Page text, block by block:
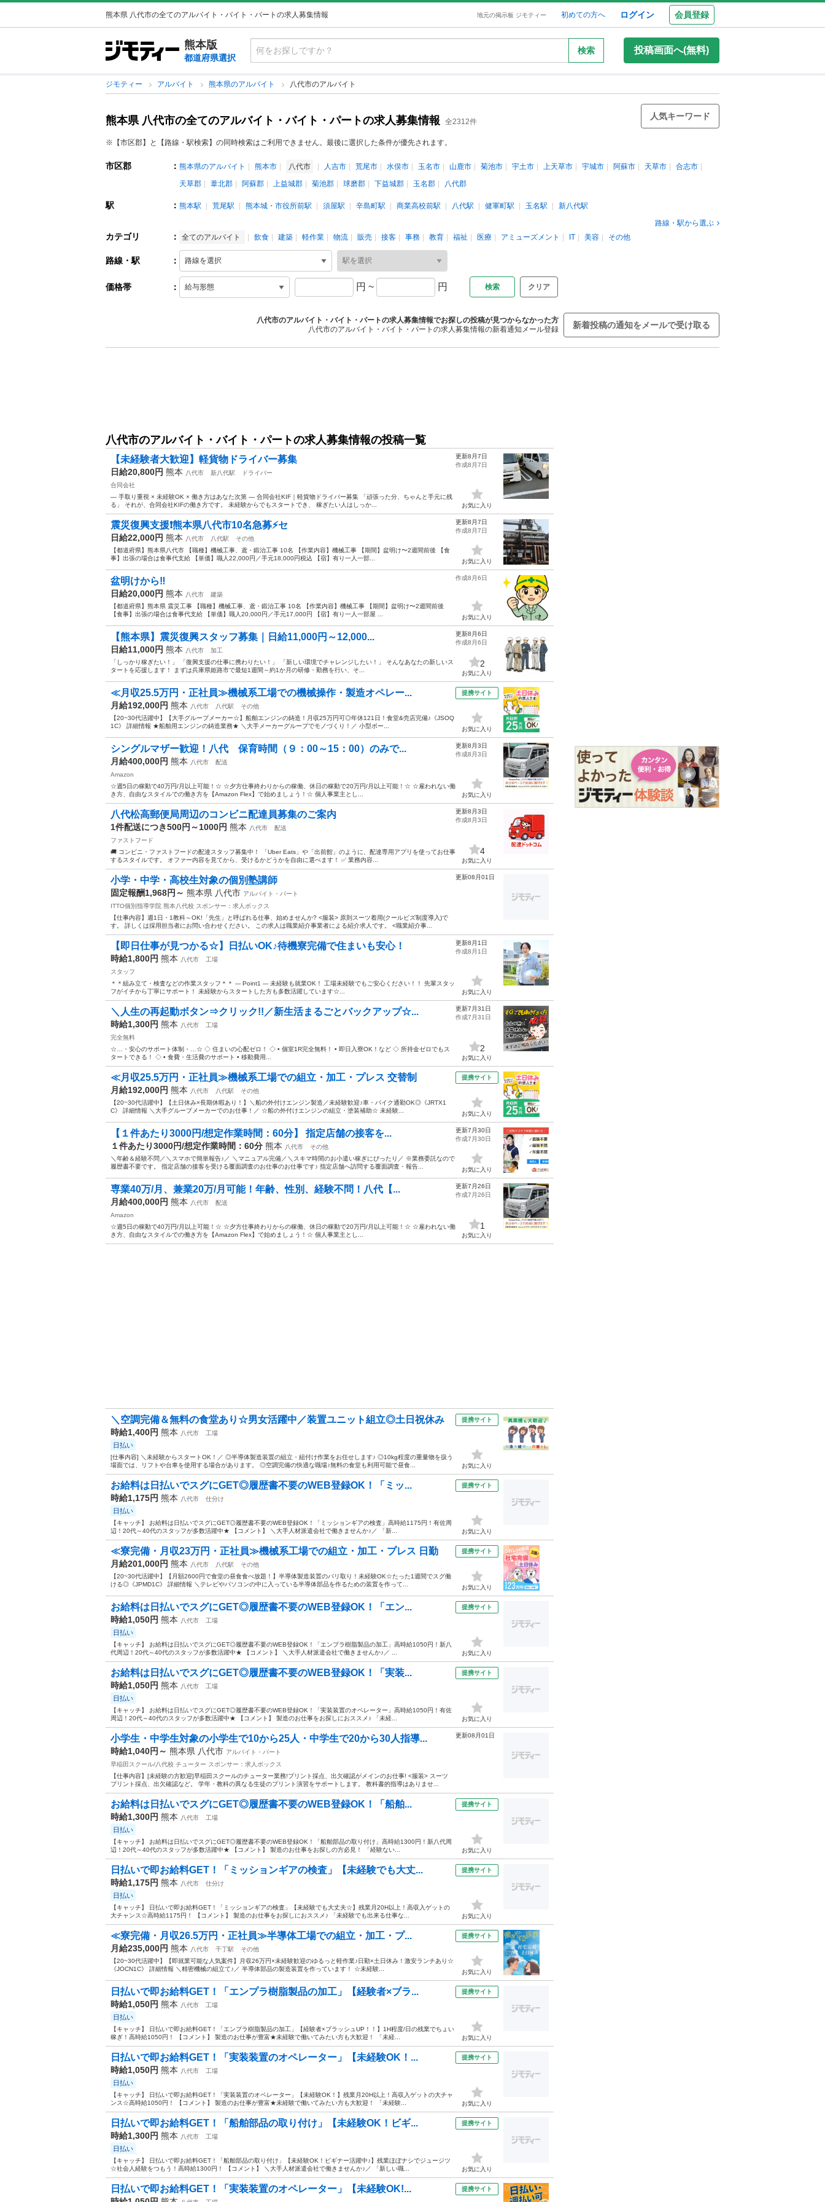
熊本県 八代市の全てのアルバイト・バイト・パートの求人募集情報 地元の掲示板 ジモティー 初めての方へ ログイン 会員登録
熊本版
都道府県選択
検索 投稿画面へ(無料)
ジモティー アルバイト 熊本県のアルバイト 八代市のアルバイト
熊本県 八代市の全てのアルバイト・バイト・パートの求人募集情報 全2312件
人気キーワード
※【市区郡】と【路線・駅検索】の同時検索はご利用できません。最後に選択した条件が優先されます。
市区郡 ： 熊本県のアルバイト 熊本市 八代市 人吉市 荒尾市 水俣市 玉名市 山鹿市 菊池市 宇土市 上天草市 宇城市 阿蘇市 天草市
合志市
天草郡
葦北郡 阿蘇郡 上益城郡 菊池郡 球磨郡 下益城郡 玉名郡 八代郡
駅 ： 熊本駅 荒尾駅 熊本城・市役所前駅 須屋駅 辛島町駅 商業高校前駅 八代駅 健軍町駅 玉名駅
新八代駅
路線・駅から選ぶ
カテゴリ ： 全てのアルバイト 飲食 建築 軽作業 物流 販売 接客 事務 教育 福祉 医療 アミューズメント IT 美容 その他
路線・駅 ：
価格帯 ： 円 ~ 円 クリア
八代市のアルバイト・バイト・パートの求人募集情報でお探しの投稿が見つからなかった方
八代市のアルバイト・バイト・パートの求人募集情報の新着通知メール登録
新着投稿の通知をメールで受け取る
八代市のアルバイト・バイト・パートの求人募集情報の投稿一覧
【未経験者大歓迎】軽貨物ドライバー募集
日給20,800円 熊本 八代市 新八代駅
ドライバー
合同会社
― 手取り重視 × 未経験OK × 働き方はあなた次第 ― 合同会社KIF｜軽貨物ドライバー募集 「頑張った分、ちゃんと手元に残
る」 それが、合同会社KIFの働き方です。 未経験からでもスタートでき、 稼ぎたい人はしっか...
更新8月7日
作成8月7日
お気に入り
震災復興支援❗️熊本県八代市10名急募⚡️セ
日給22,000円 熊本 八代市 八代駅
その他
【都道府県】熊本県八代市 【職種】機械工事、鳶・鍛治工事 10名 【作業内容】機械工事 【期間】盆明け〜2週間前後 【食
事】出張の場合は食事代支給 【単価】職人22,000円／手元18,000円税込 【宿】有り一人一部...
更新8月7日
作成8月7日
お気に入り
盆明けから‼️
日給20,000円 熊本 八代市
建築
【都道府県】熊本県 震災工事 【職種】機械工事、鳶・鍛治工事 10名 【作業内容】機械工事 【期間】盆明け〜2週間前後
【食事】出張の場合は食事代支給 【単価】職人20,000円／手元17,000円 【宿】有り一人一部屋 ...
作成8月6日
お気に入り
【熊本県】震災復興スタッフ募集｜日給11,000円～12,000...
日給11,000円 熊本 八代市
加工
「しっかり稼ぎたい！」 「復興支援の仕事に携わりたい！」 「新しい環境でチャレンジしたい！」 そんなあなたの新しいス
タートを応援します！ まずは兵庫県姫路市で最短1週間～約1か月の研修・勤務を行い、そ...
更新8月6日
作成8月6日
2
お気に入り
≪月収25.5万円・正社員≫機械系工場での機械操作・製造オペレー...
月給192,000円 熊本 八代市 八代駅
その他
【20~30代活躍中】【大手グループメーカー☆】船舶エンジンの鋳造！月収25万円可◎年休121日！食堂&売店完備♪《JSOQ
1C》 詳細情報 ★船舶用エンジンの鋳造業務★ ＼大手メーカーグループでモノづくり！／ 小型ボー...
提携サイト
お気に入り
シングルマザー歓迎！八代 保育時間（９：00～15：00）のみで...
月給400,000円 熊本 八代市
配送
Amazon
☆週5日の稼動で40万円/月以上可能！☆ ☆夕方仕事終わりからの稼働、休日の稼動で20万円/月以上可能！☆ ☆雇われない働
き方、自由なスタイルでの働き方を【Amazon Flex】で始めましょう！☆ 個人事業主とし...
更新8月3日
作成8月3日
お気に入り
八代松高郵便局周辺のコンビニ配達員募集のご案内
1件配送につき500円～1000円 熊本 八代市
配送
ファストフード
🚚 コンビニ・ファストフードの配達スタッフ募集中！ 「Uber Eats」や「出前館」のように、配達専用アプリを使ってお仕事
するスタイルです。 オファー内容を見てから、受けるかどうかを自由に選べます！ ✅ 業務内容...
更新8月3日
作成8月3日
4
お気に入り
小学・中学・高校生対象の個別塾講師
固定報酬1,968円～ 熊本県 八代市 アルバイト・パート
ITTO個別指導学院 熊本八代校 スポンサー：求人ボックス
【仕事内容】週1日・1教科～OK!「先生」と呼ばれる仕事、始めませんか? <服装> 原則スーツ着用(クールビズ制度導入)で
す。 詳しくは採用担当者にお問い合わせください。 この求人は職業紹介事業者による紹介求人です。 <職業紹介事...
更新08月01日
【即日仕事が見つかる☆】日払いOK♪待機寮完備で住まいも安心！
時給1,800円 熊本 八代市
工場
スタッフ
＊＊組み立て・検査などの作業スタッフ＊＊ --- Point1 --- 未経験も就業OK！ 工場未経験でもご安心ください！！ 先輩スタッ
フがイチから丁寧にサポート！ 未経験からスタートした方も多数活躍しています☆...
更新8月1日
作成8月1日
お気に入り
＼人生の再起動ボタン⇒クリック!!／新生活まるごとバックアップ☆...
時給1,300円 熊本 八代市
工場
完全無料
☆…・安心のサポート体制・…☆ ◇ 住まいの心配ゼロ！ ◇ • 個室1R完全無料！ • 即日入寮OK！など ◇ 所持金ゼロでもス
タートできる！ ◇ • 食費・生活費のサポート • 移動費用...
更新7月31日
作成7月31日
2
お気に入り
≪月収25.5万円・正社員≫機械系工場での組立・加工・プレス 交替制
月給192,000円 熊本 八代市 八代駅
その他
【20~30代活躍中】【土日休み×長期休暇あり！】＼船の外付けエンジン製造／未経験歓迎♪車・バイク通勤OK◎《JRTX1
C》 詳細情報 ＼大手グループメーカーでのお仕事！／ ☆船の外付けエンジンの組立・塗装補助☆ 未経験...
提携サイト
お気に入り
【１件あたり3000円/想定作業時間：60分】 指定店舗の接客を...
１件あたり3000円/想定作業時間：60分 熊本 八代市
その他
＼年齢＆経験不問／＼スマホで簡単報告♪／ ＼マニュアル完備／＼スキマ時間のお小遣い稼ぎにぴったり／ ※業務委託なので
履歴書不要です。 指定店舗の接客を受ける覆面調査のお仕事のお仕事です♪ 指定店舗へ訪問する覆面調査・報告...
更新7月30日
作成7月30日
お気に入り
専業40万/月、兼業20万/月可能！年齢、性別、経験不問！八代【...
月給400,000円 熊本 八代市
配送
Amazon
☆週5日の稼動で40万円/月以上可能！☆ ☆夕方仕事終わりからの稼働、休日の稼動で20万円/月以上可能！☆ ☆雇われない働
き方、自由なスタイルでの働き方を【Amazon Flex】で始めましょう！☆ 個人事業主とし...
更新7月26日
作成7月26日
1
お気に入り
＼空調完備＆無料の食堂あり☆男女活躍中／装置ユニット組立◎土日祝休み
時給1,400円 熊本 八代市 工場
日払い
[仕事内容] ＼未経験からスタートOK！／ ◎半導体製造装置の組立・組付け作業をお任せします♪ ◎10kg程度の重量物を扱う
場面では、リフトや台車を使用する場合があります。 ◎空調完備の快適な職場♪無料の食堂も利用可能で昼食...
提携サイト
お気に入り
お給料は日払いでスグにGET◎履歴書不要のWEB登録OK！「ミッ...
時給1,175円 熊本 八代市 仕分け
日払い
【キャッチ】 お給料は日払いでスグにGET◎履歴書不要のWEB登録OK！「ミッションギアの検査」高時給1175円！有佐周
辺！20代～40代のスタッフが多数活躍中★ 【コメント】 ＼大手人材派遣会社で働きませんか♪／ 「新...
提携サイト
お気に入り
≪寮完備・月収23万円・正社員≫機械系工場での組立・加工・プレス 日勤
月給201,000円 熊本 八代市 八代駅
その他
【20~30代活躍中】【月額2600円で食堂の昼食食べ放題！】半導体製造装置のバリ取り！未経験OK☆たった1週間でスグ働
ける◎《JPMD1C》 詳細情報 ＼テレビやパソコンの中に入っている半導体部品を作るための装置を作って...
提携サイト
お気に入り
お給料は日払いでスグにGET◎履歴書不要のWEB登録OK！「エン...
時給1,050円 熊本 八代市 工場
日払い
【キャッチ】 お給料は日払いでスグにGET◎履歴書不要のWEB登録OK！「エンプラ樹脂製品の加工」高時給1050円！新八
代周辺！20代～40代のスタッフが多数活躍中★ 【コメント】 ＼大手人材派遣会社で働きませんか♪／ ...
提携サイト
お気に入り
お給料は日払いでスグにGET◎履歴書不要のWEB登録OK！「実装...
時給1,050円 熊本 八代市 工場
日払い
【キャッチ】 お給料は日払いでスグにGET◎履歴書不要のWEB登録OK！「実装装置のオペレーター」高時給1050円！有佐
周辺！20代～40代のスタッフが多数活躍中★ 【コメント】 製造のお仕事をお探しにおススメ♪ 「未経...
提携サイト
お気に入り
小学生・中学生対象の小学生で10から25人・中学生で20から30人指導...
時給1,040円～ 熊本県 八代市 アルバイト・パート
早稲田スクール/八代校 チューター スポンサー：求人ボックス
【仕事内容】[未経験の方歓迎]早稲田スクールのチューター業務!プリント採点、出欠確認がメインのお仕事! <服装> スーツ
プリント採点、出欠確認など。 学年・教科の異なる生徒のプリント演習をサポートします。 教科書的指導はありませ...
更新08月01日
お給料は日払いでスグにGET◎履歴書不要のWEB登録OK！「船舶...
時給1,300円 熊本 八代市 工場
日払い
【キャッチ】 お給料は日払いでスグにGET◎履歴書不要のWEB登録OK！「船舶部品の取り付け」高時給1300円！新八代周
辺！20代～40代のスタッフが多数活躍中★ 【コメント】 製造のお仕事をお探しの方必見！ 「経験ない...
提携サイト
お気に入り
日払いで即お給料GET！「ミッションギアの検査」【未経験でも大丈...
時給1,175円 熊本 八代市 仕分け
日払い
【キャッチ】 日払いで即お給料GET！「ミッションギアの検査」【未経験でも大丈夫☆】残業月20H以上！高収入ゲットの
大チャンス☆高時給1175円！ 【コメント】 製造のお仕事をお探しにおススメ♪ 「未経験でも出来る仕事な...
提携サイト
お気に入り
≪寮完備・月収26.5万円・正社員≫半導体工場での組立・加工・プ...
月給235,000円 熊本 八代市 千丁駅
その他
【20~30代活躍中】【即就業可能な人気案件】月収26万円×未経験歓迎のゆるっと軽作業♪日勤×土日休み！激安ランチあり☆
《JOCN1C》 詳細情報 ＼精密機械の組立て♪／ 半導体部品の製造装置を作っています！ ☆未経験...
提携サイト
お気に入り
日払いで即お給料GET！「エンプラ樹脂製品の加工」【経験者×ブラ...
時給1,050円 熊本 八代市 工場
日払い
【キャッチ】 日払いで即お給料GET！「エンプラ樹脂製品の加工」【経験者×ブラッシュUP！！】1H程度/日の残業でちょい
稼ぎ！高時給1050円！ 【コメント】 製造のお仕事が豊富★未経験で働いてみたい方も大歓迎！ 「未経...
提携サイト
お気に入り
日払いで即お給料GET！「実装装置のオペレーター」【未経験OK！...
時給1,050円 熊本 八代市 工場
日払い
【キャッチ】 日払いで即お給料GET！「実装装置のオペレーター」【未経験OK！】残業月20H以上！高収入ゲットの大チャ
ンス☆高時給1050円！ 【コメント】 製造のお仕事が豊富★未経験で働いてみたい方も大歓迎！ 「未経験...
提携サイト
お気に入り
日払いで即お給料GET！「船舶部品の取り付け」【未経験OK！ビギ...
時給1,300円 熊本 八代市 工場
日払い
【キャッチ】 日払いで即お給料GET！「船舶部品の取り付け」【未経験OK！ビギナー活躍中♪】残業ほぼナシでジュージツ
☆社会人経験をつもう！高時給1300円！ 【コメント】 ＼大手人材派遣会社で働きませんか♪／ 「新しい職...
提携サイト
お気に入り
日払いで即お給料GET！「実装装置のオペレーター」【未経験OK!... 提携サイト